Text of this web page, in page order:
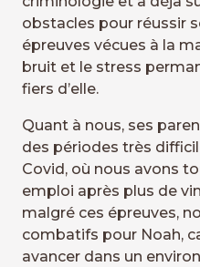
obstacles pour réussir
épreuves vécues à la
bruit et le stress
fiers d’elle.
Quant à nous, ses
des périodes très
Covid, où nous avons
emploi après plus de
malgré ces épreuves,
combatifs pour Noah,
avancer dans un